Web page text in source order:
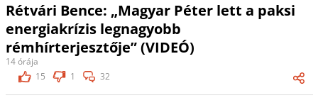
Rétvári Bence: „Magyar Péter lett a paksi
energiakrízis legnagyobb
rémhírterjesztője” (VIDEÓ)
14 órája
15
1 32